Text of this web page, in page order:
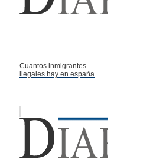
Cuantos inmigrantes
ilegales hay en españa